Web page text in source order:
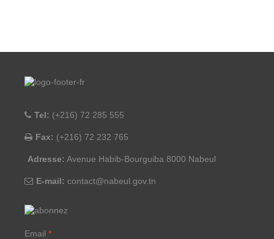
Tel: (+216) 72 285 555
Fax: (+216) 72 232 765
Adresse: Avenue Habib-Bourguiba 8000 Nabeul
E-mail: contact@nabeul.gov.tn
Email *